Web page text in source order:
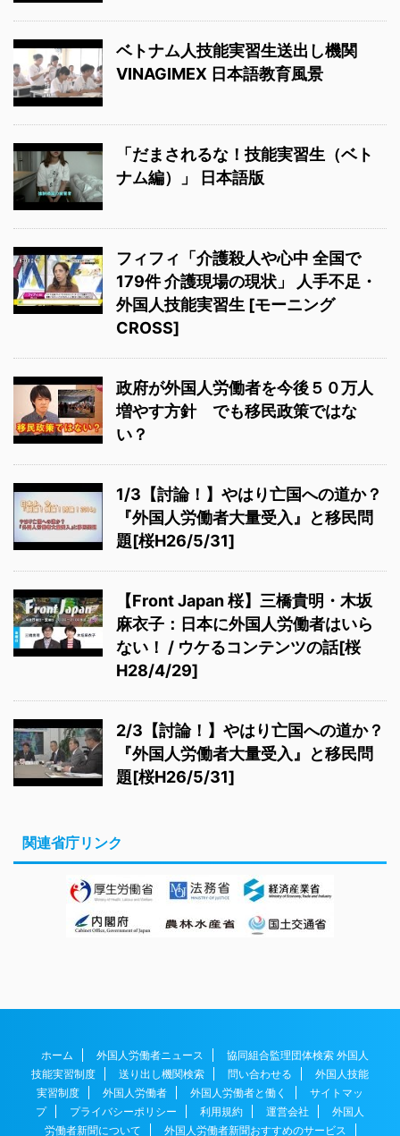
ベトナム人技能実習生送出し機関
VINAGIMEX 日本語教育風景
「だまされるな！技能実習生（ベト
ナム編）」 日本語版
フィフィ「介護殺人や心中 全国で
179件 介護現場の現状」 人手不足・
外国人技能実習生 [モーニング
CROSS]
政府が外国人労働者を今後５０万人
増やす方針 でも移民政策ではな
い？
1/3【討論！】やはり亡国への道か？
『外国人労働者大量受入』と移民問
題[桜H26/5/31]
【Front Japan 桜】三橋貴明・木坂
麻衣子：日本に外国人労働者はいら
ない！ / ウケるコンテンツの話[桜
H28/4/29]
2/3【討論！】やはり亡国への道か？
『外国人労働者大量受入』と移民問
題[桜H26/5/31]
関連省庁リンク
ホーム 外国人労働者ニュース
協同組合監理団体検索 外国人
技能実習制度
送り出し機関検索 問い合わせる
外国人技能
実習制度
外国人労働者 外国人労働者と働く
サイトマッ
プ
プライバシーポリシー 利用規約 運営会社
外国人
労働者新聞について
外国人労働者新聞おすすめのサービス